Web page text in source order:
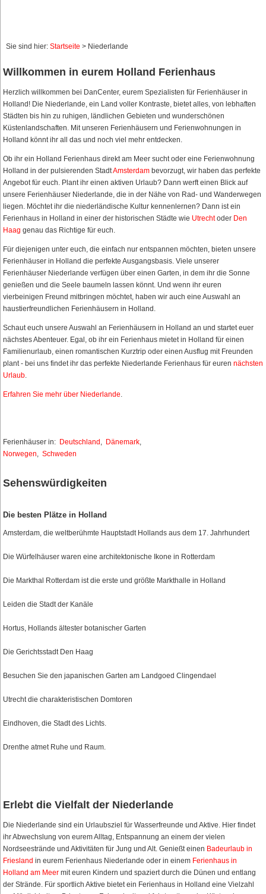
Sie sind hier: Startseite > Niederlande
Willkommen in eurem Holland Ferienhaus
Herzlich willkommen bei DanCenter, eurem Spezialisten für Ferienhäuser in
Holland! Die Niederlande, ein Land voller Kontraste, bietet alles, von lebhaften
Städten bis hin zu ruhigen, ländlichen Gebieten und wunderschönen
Küstenlandschaften. Mit unseren Ferienhäusern und Ferienwohnungen in
Holland könnt ihr all das und noch viel mehr entdecken.
Ob ihr ein Holland Ferienhaus direkt am Meer sucht oder eine Ferienwohnung
Holland in der pulsierenden StadtAmsterdam bevorzugt, wir haben das perfekte
Angebot für euch. Plant ihr einen aktiven Urlaub? Dann werft einen Blick auf
unsere Ferienhäuser Niederlande, die in der Nähe von Rad- und Wanderwegen
liegen. Möchtet ihr die niederländische Kultur kennenlernen? Dann ist ein
Ferienhaus in Holland in einer der historischen Städte wie Utrechtoder Den
Haag genau das Richtige für euch.
Für diejenigen unter euch, die einfach nur entspannen möchten, bieten unsere
Ferienhäuser in Holland die perfekte Ausgangsbasis. Viele unserer
Ferienhäuser Niederlande verfügen über einen Garten, in dem ihr die Sonne
genießen und die Seele baumeln lassen könnt. Und wenn ihr euren
vierbeinigen Freund mitbringen möchtet, haben wir auch eine Auswahl an
haustierfreundlichen Ferienhäusern in Holland.
Schaut euch unsere Auswahl an Ferienhäusern in Holland an und startet euer
nächstes Abenteuer. Egal, ob ihr ein Ferienhaus mietet in Holland für einen
Familienurlaub, einen romantischen Kurztrip oder einen Ausflug mit Freunden
plant - bei uns findet ihr das perfekte Niederlande Ferienhaus für euren nächsten
Urlaub.
Erfahren Sie mehr über Niederlande.
Ferienhäuser in: Deutschland , Dänemark,
Norwegen, Schweden
Sehenswürdigkeiten
Die besten Plätze in Holland
Amsterdam, die weltberühmte Hauptstadt Hollands aus dem 17. Jahrhundert
Die Würfelhäuser waren eine architektonische Ikone in Rotterdam
Die Markthal Rotterdam ist die erste und größte Markthalle in Holland
Leiden die Stadt der Kanäle
Hortus, Hollands ältester botanischer Garten
Die Gerichtsstadt Den Haag
Besuchen Sie den japanischen Garten am Landgoed Clingendael
Utrecht die charakteristischen Domtoren
Eindhoven, die Stadt des Lichts.
Drenthe atmet Ruhe und Raum.
Erlebt die Vielfalt der Niederlande
Die Niederlande sind ein Urlaubsziel für Wasserfreunde und Aktive. Hier findet
ihr Abwechslung von eurem Alltag, Entspannung an einem der vielen
Nordseestrände und Aktivitäten für Jung und Alt. Genießt einen Badeurlaub in
Friesland in eurem Ferienhaus Niederlande oder in einem Ferienhaus in
Holland am Meer mit euren Kindern und spaziert durch die Dünen und entlang
der Strände. Für sportlich Aktive bietet ein Ferienhaus in Holland eine Vielzahl